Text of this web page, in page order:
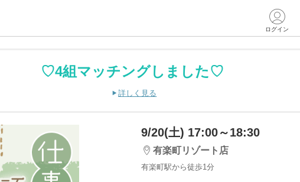
ログイン
♡4組マッチングしました♡
詳しく見る
9/20(土) 17:00～18:30
有楽町リゾート店
有楽町駅から徒歩1分